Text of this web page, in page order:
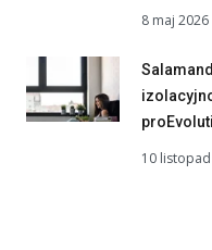
8 maj 2026
10